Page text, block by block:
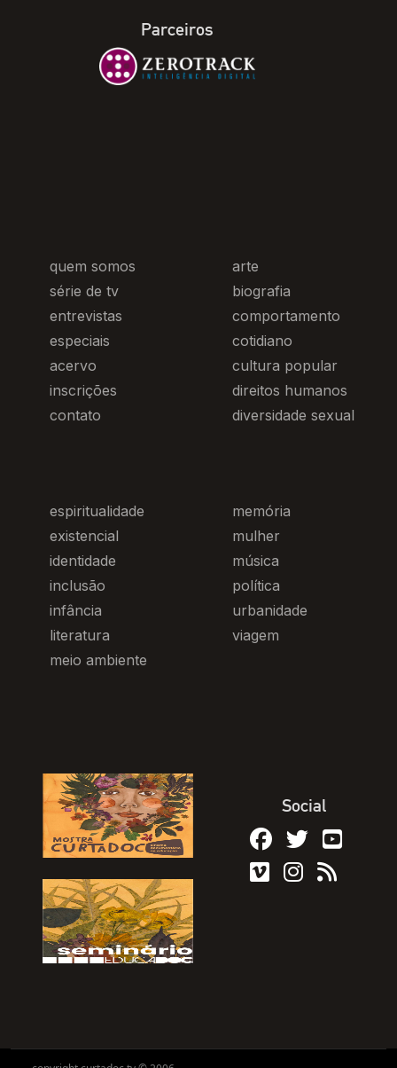
Parceiros
quem somos
série de tv
entrevistas
especiais
acervo
inscrições
contato
arte
biografia
comportamento
cotidiano
cultura popular
direitos humanos
diversidade sexual
espiritualidade
existencial
identidade
inclusão
infância
literatura
meio ambiente
memória
mulher
música
política
urbanidade
viagem
Social